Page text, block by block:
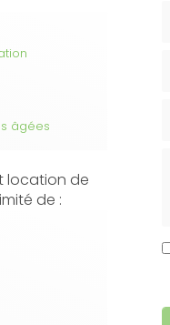
âgées
location de
de :